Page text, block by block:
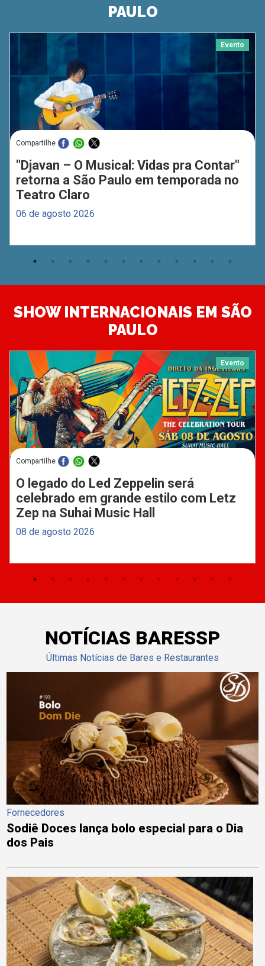
PAULO
Evento
Compartilhe
"Djavan – O Musical: Vidas pra Contar"
retorna a São Paulo em temporada no
Teatro Claro
06 de agosto 2026
SHOW INTERNACIONAIS EM SÃO
PAULO
Evento
Compartilhe
O legado do Led Zeppelin será
celebrado em grande estilo com Letz
Zep na Suhai Music Hall
08 de agosto 2026
NOTÍCIAS BARESSP
Últimas Notícias de Bares e Restaurantes
Fornecedores
Sodiê Doces lança bolo especial para o Dia
dos Pais